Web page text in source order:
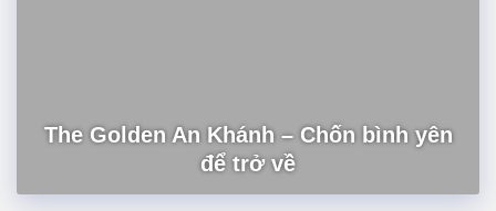
The Golden An Khánh – Chốn bình yên
để trở về